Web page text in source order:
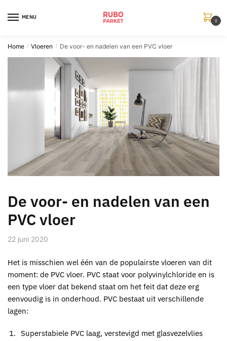
MENU
0
Home / Vloeren / De voor- en nadelen van een PVC vloer
De voor- en nadelen van een
PVC vloer
22 juni 2020
Het is misschien wel één van de populairste vloeren van dit
moment: de PVC vloer. PVC staat voor polyvinylchloride en is
een type vloer dat bekend staat om het feit dat deze erg
eenvoudig is in onderhoud. PVC bestaat uit verschillende
lagen:
Superstabiele PVC laag, verstevigd met glasvezelvlies